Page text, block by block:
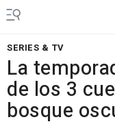
SERIES & TV
La
de los 3
bosque